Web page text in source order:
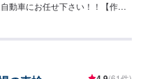
動車にお任せ下さい！！【作業
、丁寧な車検を】◾車検見積時